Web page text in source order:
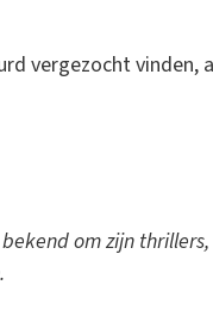
vergezocht vinden,
om zijn